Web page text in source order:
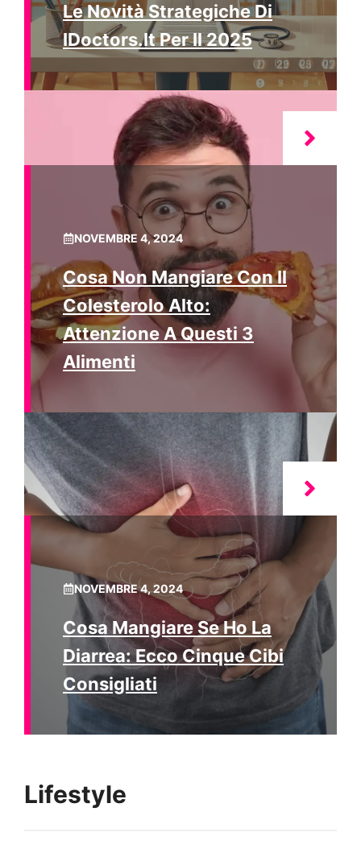
Le Novità Strategiche Di
IDoctors.it Per Il 2025
NOVEMBRE 4, 2024
Cosa Non Mangiare Con Il
Colesterolo Alto:
Attenzione A Questi 3
Alimenti
NOVEMBRE 4, 2024
Cosa Mangiare Se Ho La
Diarrea: Ecco Cinque Cibi
Consigliati
Lifestyle